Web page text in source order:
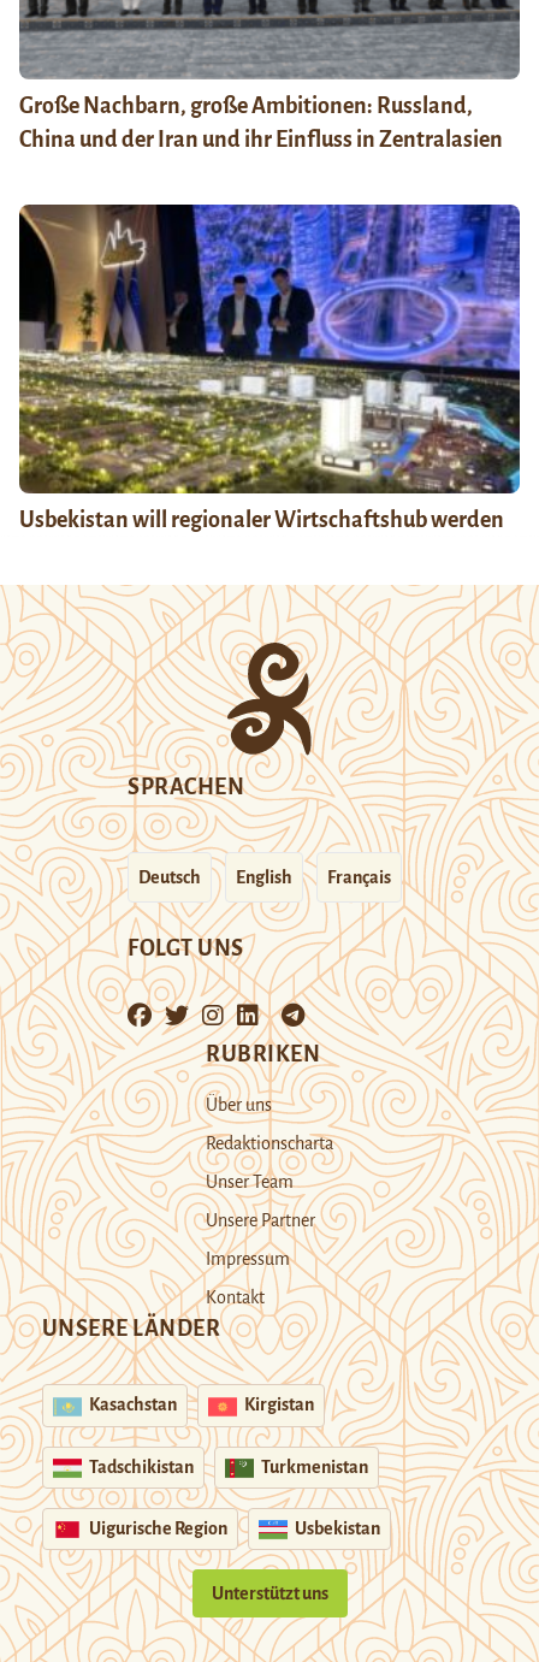
Große Nachbarn, große Ambitionen: Russland,
China und der Iran und ihr Einfluss in Zentralasien
Usbekistan will regionaler Wirtschaftshub werden
SPRACHEN
Deutsch English Français
FOLGT UNS
RUBRIKEN
Über uns
Redaktionscharta
Unser Team
Unsere Partner
Impressum
Kontakt
UNSERE LÄNDER
Kasachstan Kirgistan
Tadschikistan Turkmenistan
Uigurische Region Usbekistan
Unterstützt uns